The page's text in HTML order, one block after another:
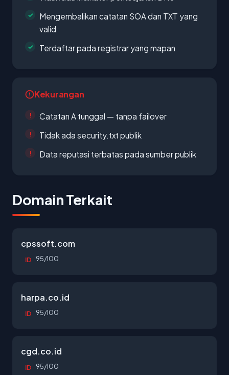
Mengembalikan catatan SOA dan TXT yang
valid
Terdaftar pada registrar yang mapan
Kekurangan
Catatan A tunggal — tanpa failover
Tidak ada security.txt publik
Data reputasi terbatas pada sumber publik
Domain Terkait
cpssoft.com
ID 95/100
harpa.co.id
ID 95/100
cgd.co.id
ID 95/100